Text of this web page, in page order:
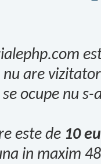
nu are
ocupe nu s-
este de 10
in maxim